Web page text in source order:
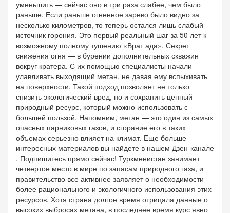
уменьшить — сейчас оно в три раза слабее, чем было
раньше. Если раньше огненное зарево было видно за
несколько километров, то теперь остался лишь слабый
источник горения. Это первый реальный шаг за 50 лет к
возможному полному тушению «Врат ада». Секрет
снижения огня — в бурении дополнительных скважин
вокруг кратера. С их помощью специалисты начали
улавливать выходящий метан, не давая ему вспыхивать
на поверхности. Такой подход позволяет не только
снизить экологический вред, но и сохранить ценный
природный ресурс, который можно использовать с
большей пользой. Напомним, метан — это один из самых
опасных парниковых газов, и сгорание его в таких
объемах серьезно влияет на климат. Еще больше
интересных материалов вы найдете в нашем Дзен-канале
. Подпишитесь прямо сейчас! Туркменистан занимает
четвертое место в мире по запасам природного газа, и
правительство все активнее заявляет о необходимости
более рационального и экологичного использования этих
ресурсов. Хотя страна долгое время отрицала данные о
высоких выбросах метана, в последнее время курс явно